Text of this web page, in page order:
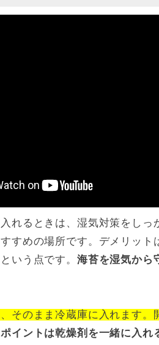
れるときは、湿気対策をし
すめの場所です。デメリッ
いう点です。 海苔を湿気から
そのまま冷蔵庫に入れます
ポイントは乾燥剤を一緒に入れ